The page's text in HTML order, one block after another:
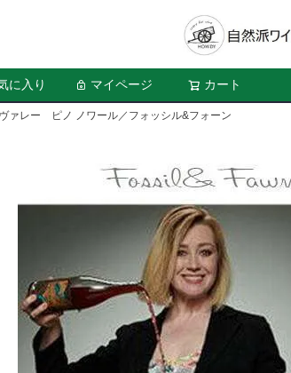
に入り マイページ カート
ァレー ピノ ノワール／フォッシル&フォーン